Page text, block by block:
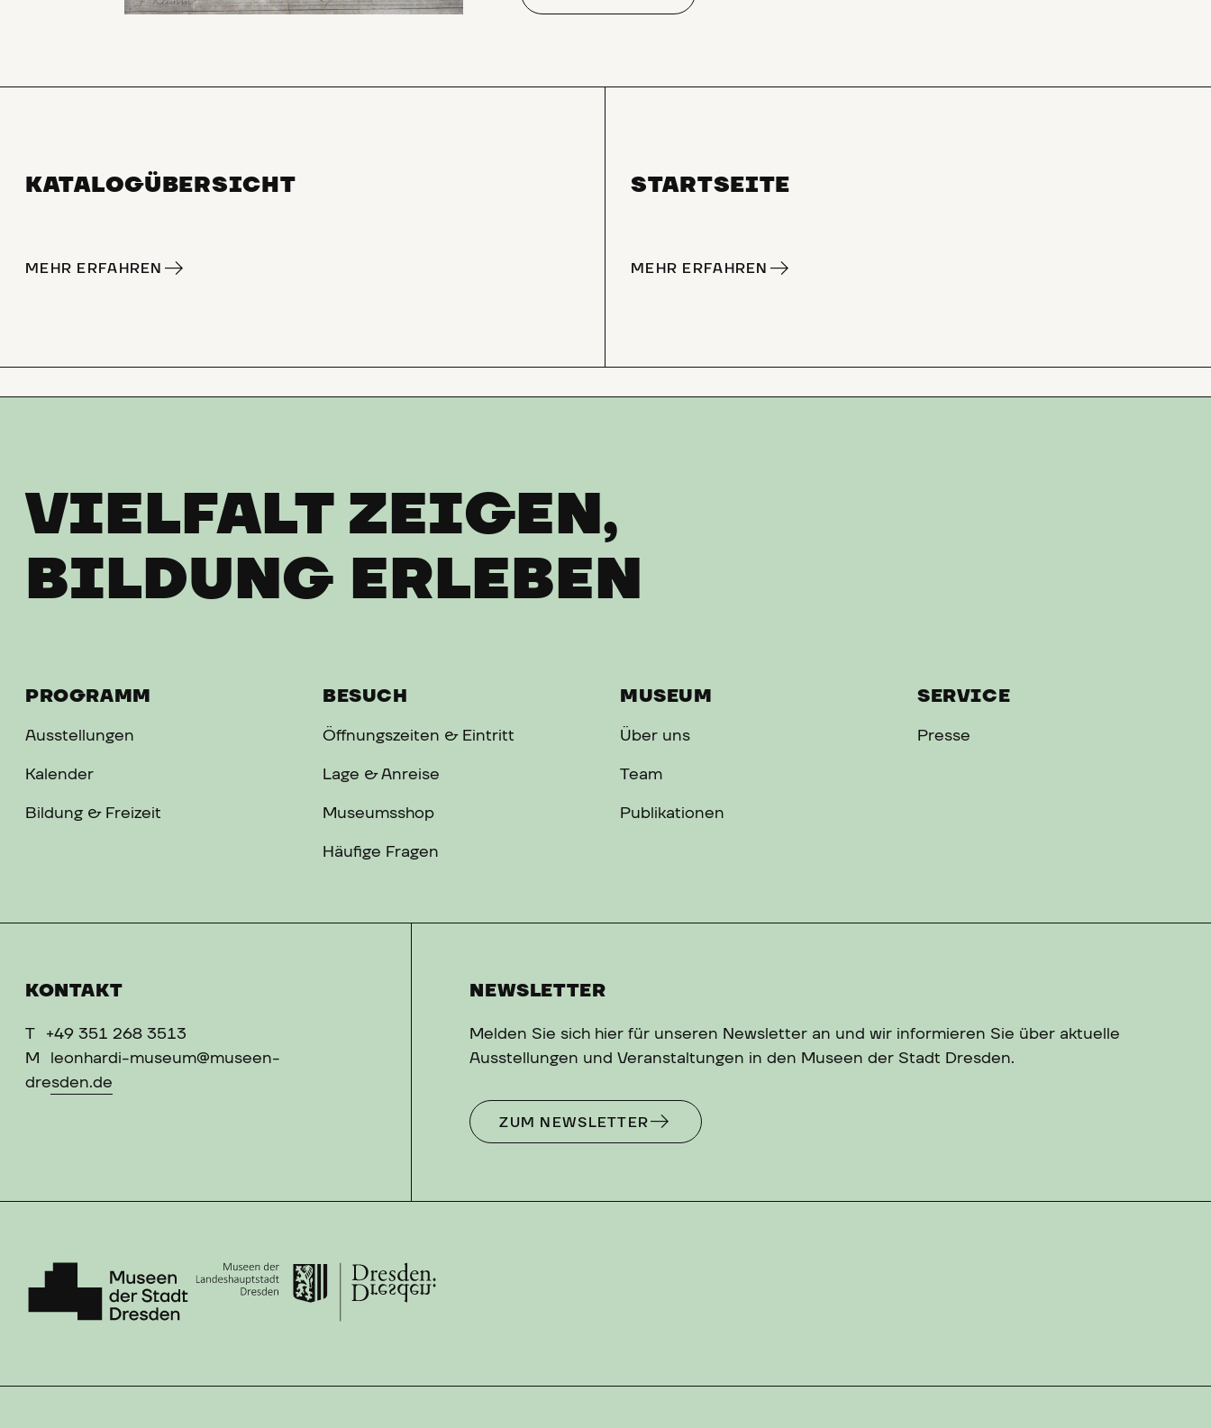
KATALOGÜBERSICHT
MEHR ERFAHREN
STARTSEITE
MEHR ERFAHREN
VIELFALT ZEIGEN,
BILDUNG ERLEBEN
PROGRAMM
Ausstellungen
Kalender
Bildung & Freizeit
BESUCH
Öffnungszeiten & Eintritt
Lage & Anreise
Museumsshop
Häufige Fragen
MUSEUM
Über uns
Team
Publikationen
SERVICE
Presse
KONTAKT
T
+49 351 268 3513
M
leonhardi-museum@museen-
dresden.de
NEWSLETTER
Melden Sie sich hier für unseren Newsletter an und wir informieren Sie über aktuelle
Ausstellungen und Veranstaltungen in den Museen der Stadt Dresden.
ZUM NEWSLETTER